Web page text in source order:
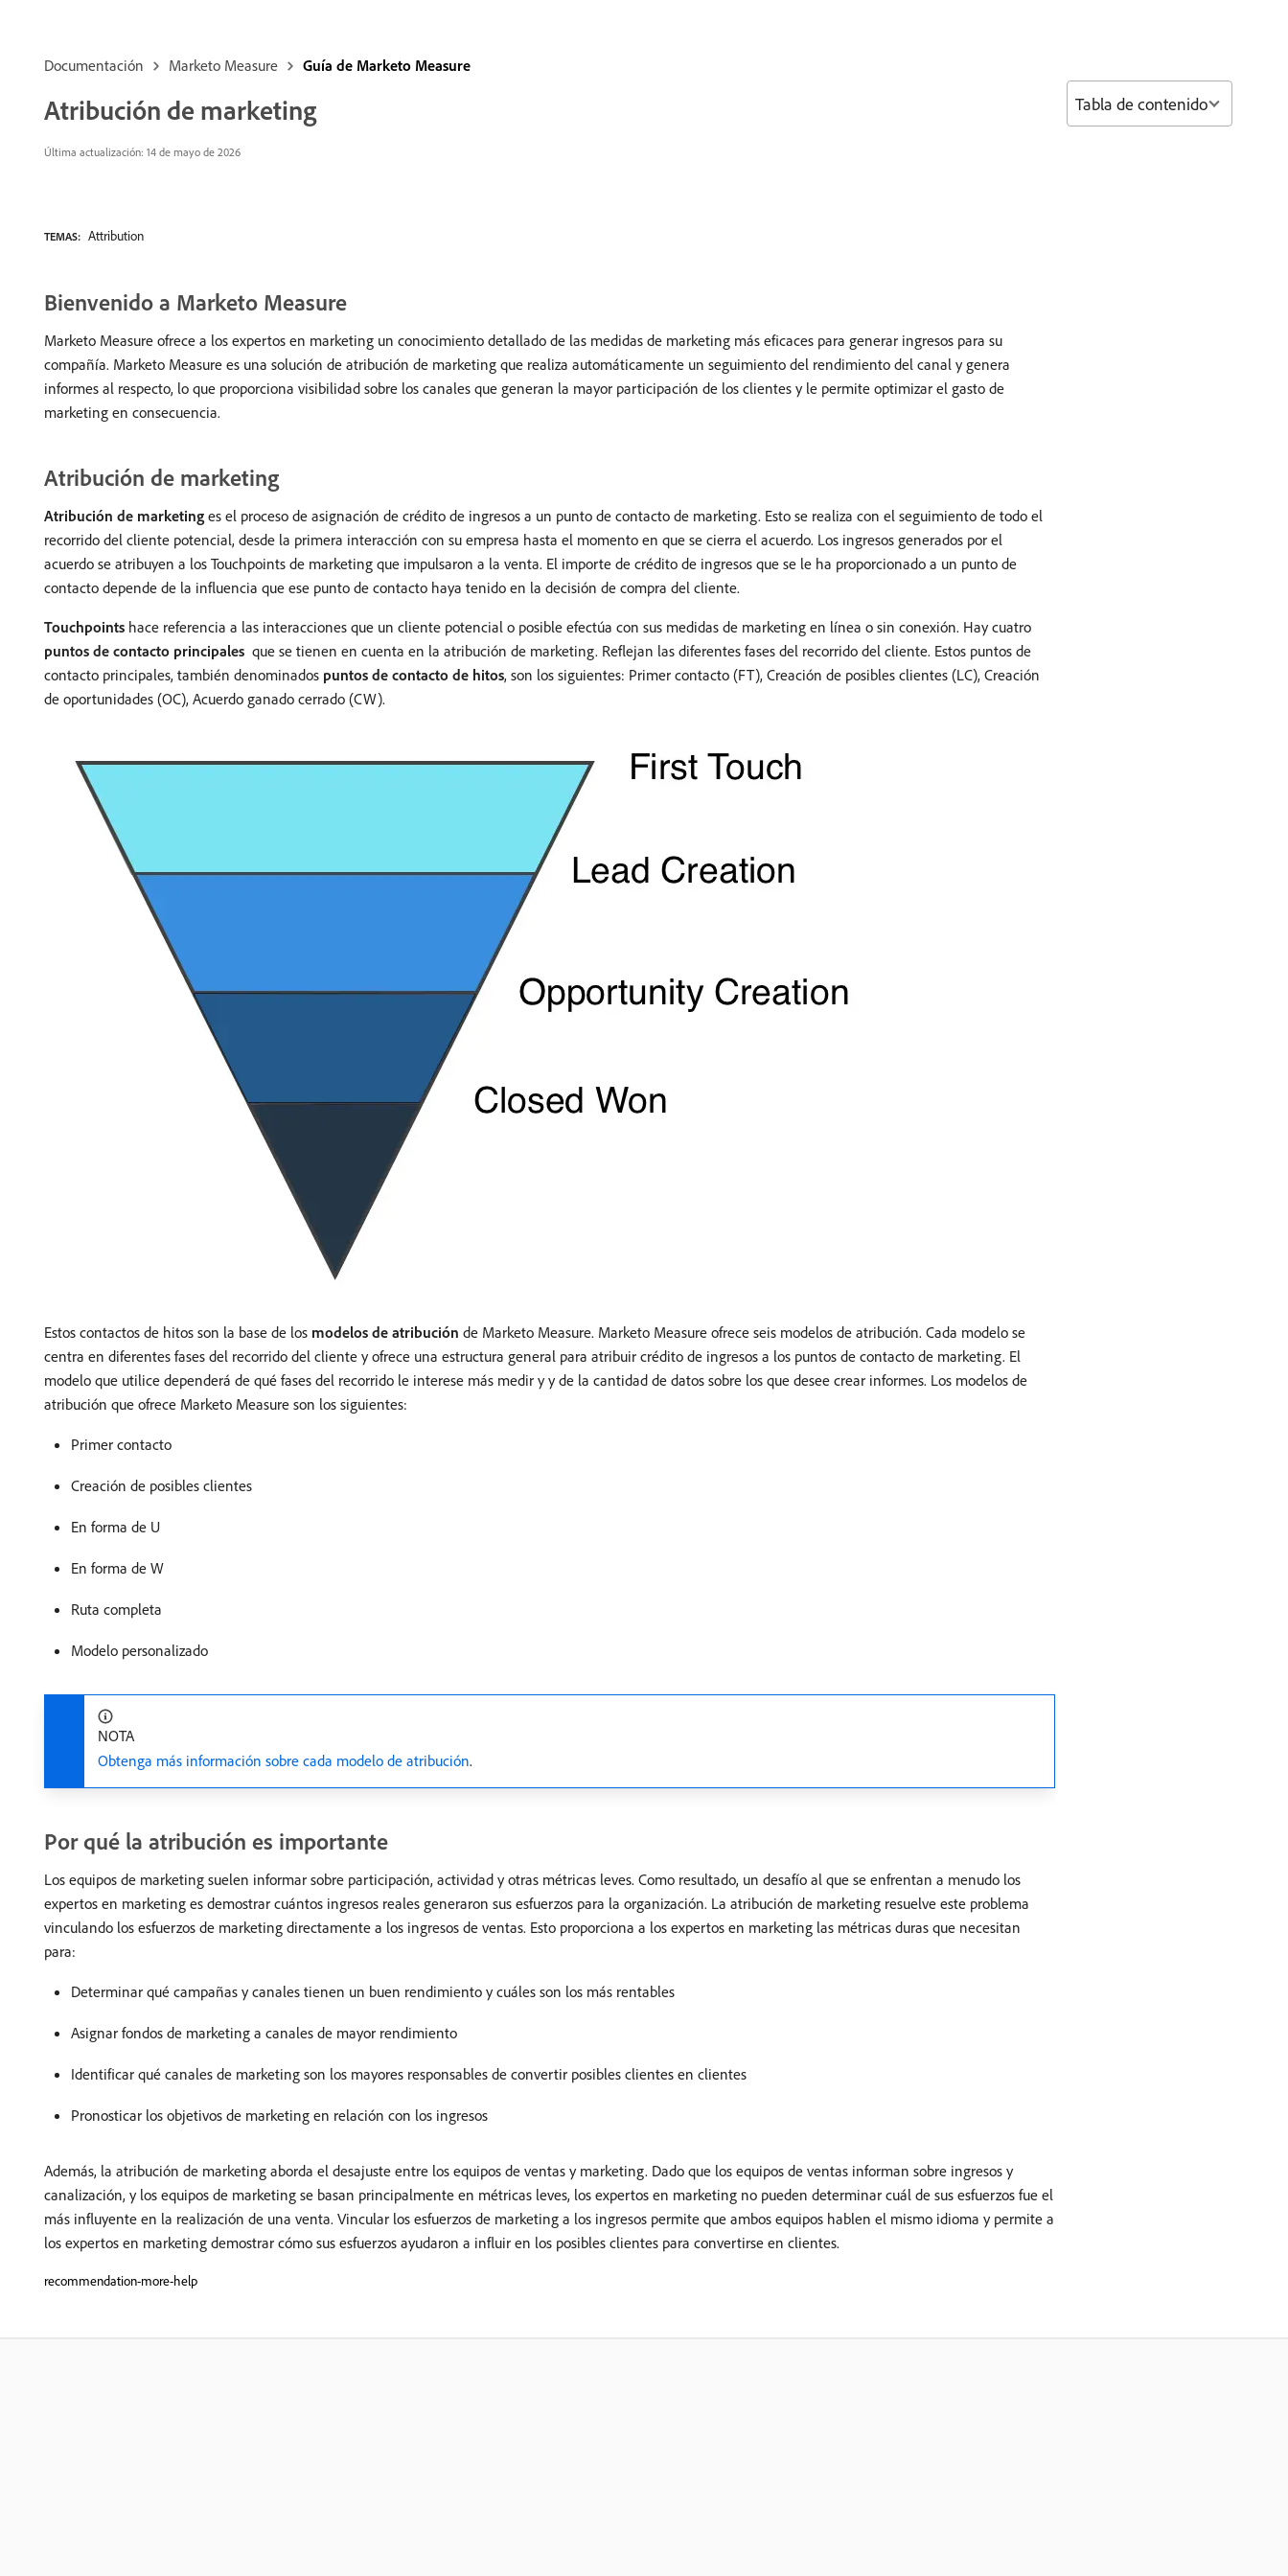
Documentación Marketo Measure Guía de Marketo Measure
Atribución de marketing
Última actualización: 14 de mayo de 2026
TEMAS: Attribution
Bienvenido a Marketo Measure
Marketo Measure ofrece a los expertos en marketing un conocimiento detallado de las medidas de marketing más eficaces para generar ingresos para su
compañía. Marketo Measure es una solución de atribución de marketing que realiza automáticamente un seguimiento del rendimiento del canal y genera
informes al respecto, lo que proporciona visibilidad sobre los canales que generan la mayor participación de los clientes y le permite optimizar el gasto de
marketing en consecuencia.
Atribución de marketing
Atribución de marketing es el proceso de asignación de crédito de ingresos a un punto de contacto de marketing. Esto se realiza con el seguimiento de todo el
recorrido del cliente potencial, desde la primera interacción con su empresa hasta el momento en que se cierra el acuerdo. Los ingresos generados por el
acuerdo se atribuyen a los Touchpoints de marketing que impulsaron a la venta. El importe de crédito de ingresos que se le ha proporcionado a un punto de
contacto depende de la influencia que ese punto de contacto haya tenido en la decisión de compra del cliente.
Touchpoints hace referencia a las interacciones que un cliente potencial o posible efectúa con sus medidas de marketing en línea o sin conexión. Hay cuatro
puntos de contacto principales que se tienen en cuenta en la atribución de marketing. Reflejan las diferentes fases del recorrido del cliente. Estos puntos de
contacto principales, también denominados puntos de contacto de hitos, son los siguientes: Primer contacto (FT), Creación de posibles clientes (LC), Creación
de oportunidades (OC), Acuerdo ganado cerrado (CW).
Estos contactos de hitos son la base de los modelos de atribución de Marketo Measure. Marketo Measure ofrece seis modelos de atribución. Cada modelo se
centra en diferentes fases del recorrido del cliente y ofrece una estructura general para atribuir crédito de ingresos a los puntos de contacto de marketing. El
modelo que utilice dependerá de qué fases del recorrido le interese más medir y y de la cantidad de datos sobre los que desee crear informes. Los modelos de
atribución que ofrece Marketo Measure son los siguientes:
Primer contacto
Creación de posibles clientes
En forma de U
En forma de W
Ruta completa
Modelo personalizado
NOTA
Obtenga más información sobre cada modelo de atribución.
Por qué la atribución es importante
Los equipos de marketing suelen informar sobre participación, actividad y otras métricas leves. Como resultado, un desafío al que se enfrentan a menudo los
expertos en marketing es demostrar cuántos ingresos reales generaron sus esfuerzos para la organización. La atribución de marketing resuelve este problema
vinculando los esfuerzos de marketing directamente a los ingresos de ventas. Esto proporciona a los expertos en marketing las métricas duras que necesitan
para:
Determinar qué campañas y canales tienen un buen rendimiento y cuáles son los más rentables
Asignar fondos de marketing a canales de mayor rendimiento
Identificar qué canales de marketing son los mayores responsables de convertir posibles clientes en clientes
Pronosticar los objetivos de marketing en relación con los ingresos
Además, la atribución de marketing aborda el desajuste entre los equipos de ventas y marketing. Dado que los equipos de ventas informan sobre ingresos y
canalización, y los equipos de marketing se basan principalmente en métricas leves, los expertos en marketing no pueden determinar cuál de sus esfuerzos fue el
más influyente en la realización de una venta. Vincular los esfuerzos de marketing a los ingresos permite que ambos equipos hablen el mismo idioma y permite a
los expertos en marketing demostrar cómo sus esfuerzos ayudaron a influir en los posibles clientes para convertirse en clientes.
recommendation-more-help
Tabla de contenido